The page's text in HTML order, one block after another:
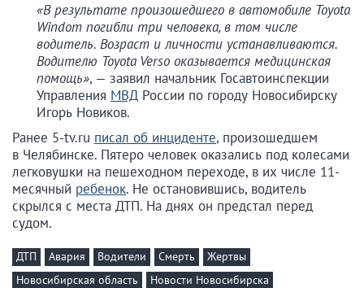
«В результате произошедшего в автомобиле Toyota
Windom погибли три человека, в том числе
водитель. Возраст и личности устанавливаются.
Водителю Toyota Verso оказывается медицинская
помощь», — заявил начальник Госавтоинспекции
Управления МВД России по городу Новосибирску
Игорь Новиков.
Ранее 5-tv.ru писал об инциденте, произошедшем
в Челябинске. Пятеро человек оказались под колесами
легковушки на пешеходном переходе, в их числе 11-
месячный ребенок. Не остановившись, водитель
скрылся с места ДТП. На днях он предстал перед
судом.
ДТП Авария Водители Смерть
Жертвы
Новосибирская область
Новости Новосибирска